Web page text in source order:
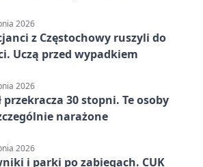
2026
z Częstochowy ruszyli do
Uczą przed wypadkiem
2026
przekracza 30 stopni. Te osoby
narażone
2026
i parki po zabiegach. CUK